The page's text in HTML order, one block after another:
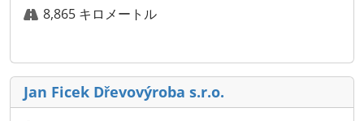
8,865 キロメートル
Jan Ficek Dřevovýroba s.r.o.